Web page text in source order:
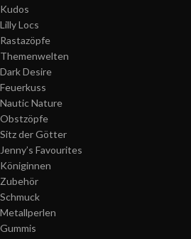
Kudos
Lilly Locs
Rastazöpfe
Themenwelten
Dark Desire
Feuerkuss
Nautic Nature
Obstzöpfe
Sitz der Götter
Jenny’s Favourites
Königinnen
Zubehör
Schmuck
Metallperlen
Gummis